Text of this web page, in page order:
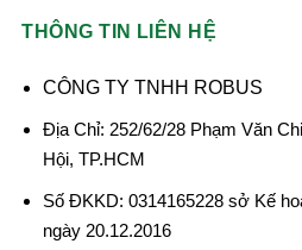
THÔNG TIN LIÊN HỆ
CÔNG TY TNHH ROBUS
Địa Chỉ: 252/62/28 Phạm Văn
Hội, TP.HCM
Số ĐKKD: 0314165228 sở Kế
ngày 20.12.2016